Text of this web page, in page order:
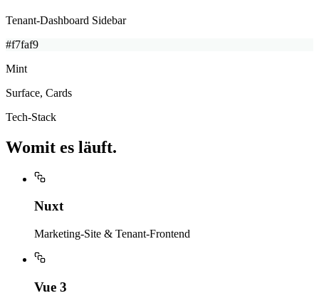
Tenant-Dashboard Sidebar
#f7faf9
Mint
Surface, Cards
Tech-Stack
Womit es läuft.
Nuxt
Marketing-Site & Tenant-Frontend
Vue 3